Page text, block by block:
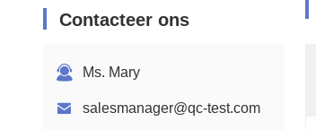
Chemische analysemachine
ontvlambaarheid
Contacteer ons
Ms. Mary
salesmanager@qc-test.com